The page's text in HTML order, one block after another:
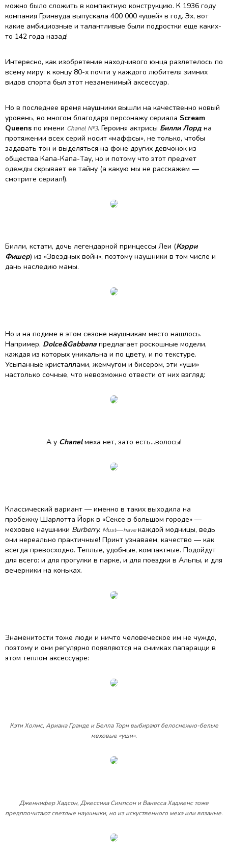
можно было сложить в компактную конструкцию. К 1936 году
компания Гринвуда выпускала 400 000 «ушей» в год. Эх, вот
какие амбициозные и талантливые были подростки еще каких-
то 142 года назад!
Интересно, как изобретение находчивого юнца разлетелось по
всему миру: к концу 80-х почти у каждого любителя зимних
видов спорта был этот незаменимый аксессуар.
Но в последнее время наушники вышли на качественно новый
уровень, во многом благодаря персонажу сериала Scream
Queens по имени Chanel №3. Героиня актрисы Билли Лорд на
протяжении всех серий носит «маффсы», не только, чтобы
задавать тон и выделяться на фоне других девчонок из
общества Капа-Капа-Тау, но и потому что этот предмет
одежды скрывает ее тайну (а какую мы не расскажем —
смотрите сериал!).
Билли, кстати, дочь легендарной принцессы Леи (Кэрри
Фишер) из «Звездных войн», поэтому наушники в том числе и
дань наследию мамы.
Но и на подиме в этом сезоне наушникам место нашлось.
Например, Dolce&Gabbana предлагает роскошные модели,
каждая из которых уникальна и по цвету, и по текстуре.
Усыпанные кристаллами, жемчугом и бисером, эти «уши»
настолько сочные, что невозможно отвести от них взгляд:
А у Chanelмеха нет, зато есть…волосы!
Классический вариант — именно в таких выходила на
пробежку Шарлотта Йорк в «Сексе в большом городе» —
меховые наушники Burberry. Must—haveкаждой модницы, ведь
они нереально практичные! Принт узнаваем, качество — как
всегда превосходно. Теплые, удобные, компактные. Подойдут
для всего: и для прогулки в парке, и для поездки в Альпы, и для
вечерники на коньках.
Знаменитости тоже люди и ничто человеческое им не чуждо,
поэтому и они регулярно появляются на снимках папарацци в
этом теплом аксессуаре:
Кэти Холмс, Ариана Гранде и Белла Торн выбирают белоснежно-белые
меховые «уши».
Дженнифер Хадсон, Джессика Симпсон и Ванесса Хадженс тоже
предппочитают светлые наушники, но из искуственного меха или вязаные.